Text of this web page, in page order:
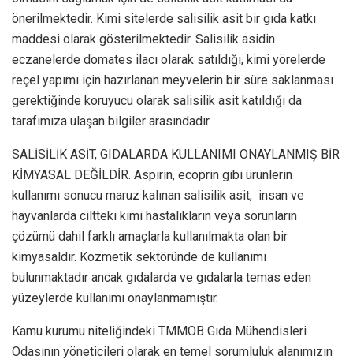
önerilmektedir. Kimi sitelerde salisilik asit bir gıda katkı
maddesi olarak gösterilmektedir. Salisilik asidin
eczanelerde domates ilacı olarak satıldığı, kimi yörelerde
reçel yapımı için hazırlanan meyvelerin bir süre saklanması
gerektiğinde koruyucu olarak salisilik asit katıldığı da
tarafımıza ulaşan bilgiler arasındadır.
SALİSİLİK ASİT, GIDALARDA KULLANIMI ONAYLANMIŞ BİR
KİMYASAL DEĞİLDİR. Aspirin, ecoprin gibi ürünlerin
kullanımı sonucu maruz kalınan salisilik asit, insan ve
hayvanlarda ciltteki kimi hastalıkların veya sorunların
çözümü dahil farklı amaçlarla kullanılmakta olan bir
kimyasaldır. Kozmetik sektöründe de kullanımı
bulunmaktadır ancak gıdalarda ve gıdalarla temas eden
yüzeylerde kullanımı onaylanmamıştır.
Kamu kurumu niteliğindeki TMMOB Gıda Mühendisleri
Odasının yöneticileri olarak en temel sorumluluk alanımızın